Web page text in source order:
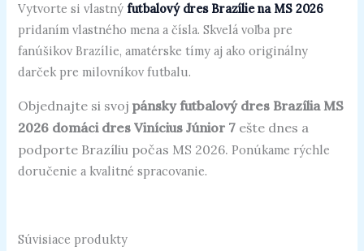
Vytvorte si vlastnýfutbalový dres Brazílie na MS 2026
pridaním vlastného mena a čísla. Skvelá voľba pre
fanúšikov Brazílie, amatérske tímy aj ako originálny
darček pre milovníkov futbalu.
Objednajte si svojpánsky futbalový dres Brazília MS
2026 domáci dres Vinícius Júnior 7 ešte dnes a
podporte Brazíliu počas MS 2026. Ponúkame rýchle
doručenie a kvalitné spracovanie.
Súvisiace produkty